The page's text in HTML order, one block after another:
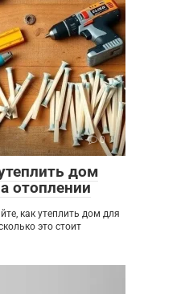
0
дом
отоплении
как утеплить дом для
это стоит